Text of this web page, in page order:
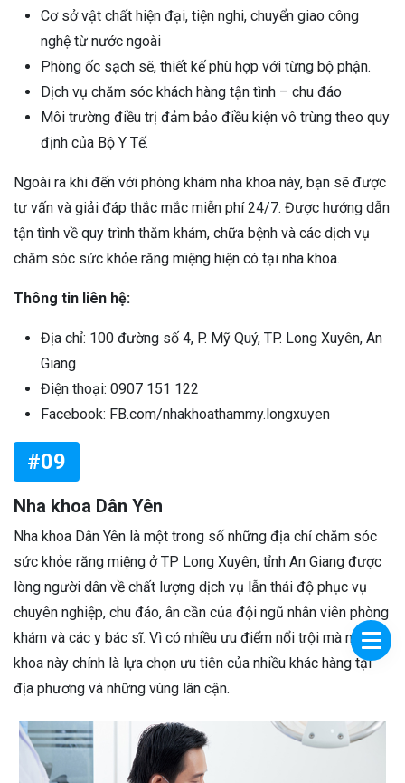
Cơ sở vật chất hiện đại, tiện nghi, chuyển giao công
nghệ từ nước ngoài
Phòng ốc sạch sẽ, thiết kế phù hợp với từng bộ phận.
Dịch vụ chăm sóc khách hàng tận tình – chu đáo
Môi trường điều trị đảm bảo điều kiện vô trùng theo quy
định của Bộ Y Tế.
Ngoài ra khi đến với phòng khám nha khoa này, bạn sẽ được
tư vấn và giải đáp thắc mắc miễn phí 24/7. Được hướng dẫn
tận tình về quy trình thăm khám, chữa bệnh và các dịch vụ
chăm sóc sức khỏe răng miệng hiện có tại nha khoa.
Thông tin liên hệ:
Địa chỉ: 100 đường số 4, P. Mỹ Quý, TP. Long Xuyên, An
Giang
Điện thoại: 0907 151 122
Facebook: FB.com/nhakhoathammy.longxuyen
#09
Nha khoa Dân Yên
Nha khoa Dân Yên là một trong số những địa chỉ chăm sóc
sức khỏe răng miệng ở TP Long Xuyên, tỉnh An Giang được
lòng người dân về chất lượng dịch vụ lẫn thái độ phục vụ
chuyên nghiệp, chu đáo, ân cần của đội ngũ nhân viên phòng
khám và các y bác sĩ. Vì có nhiều ưu điểm nổi trội mà nha
khoa này chính là lựa chọn ưu tiên của nhiều khác hàng tại
địa phương và những vùng lân cận.